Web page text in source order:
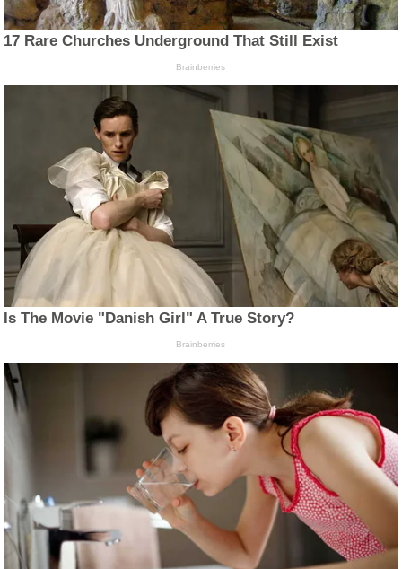
17 Rare Churches Underground That Still Exist
Brainberries
Is The Movie "Danish Girl" A True Story?
Brainberries